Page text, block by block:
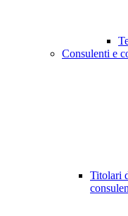
Consulenti e
Titolari